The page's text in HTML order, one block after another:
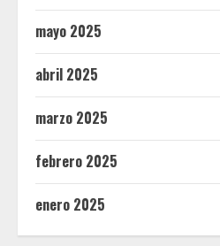
mayo 2025
abril 2025
marzo 2025
febrero 2025
enero 2025